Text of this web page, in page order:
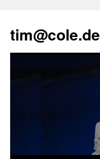
tim@cole.de